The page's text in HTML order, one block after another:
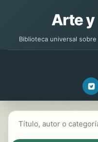
Arte
Biblioteca universal